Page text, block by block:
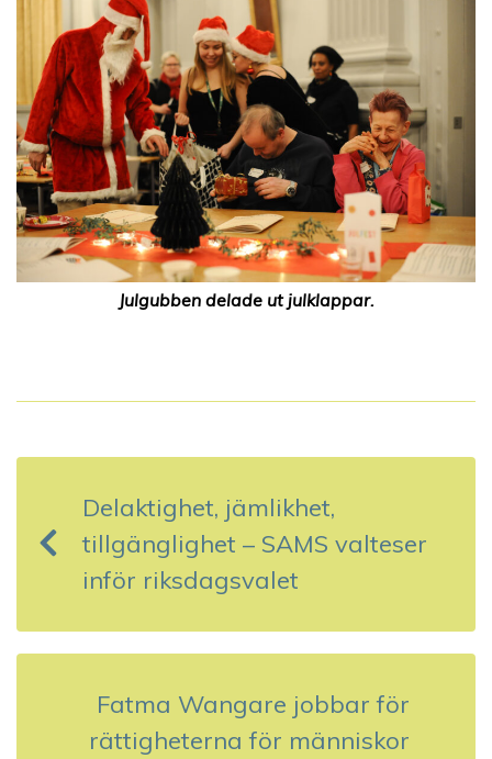
Julgubben delade ut julklappar.
n
g
Delaktighet, jämlikhet,
tillgänglighet – SAMS valteser
inför riksdagsvalet
Fatma Wangare jobbar för
rättigheterna för människor